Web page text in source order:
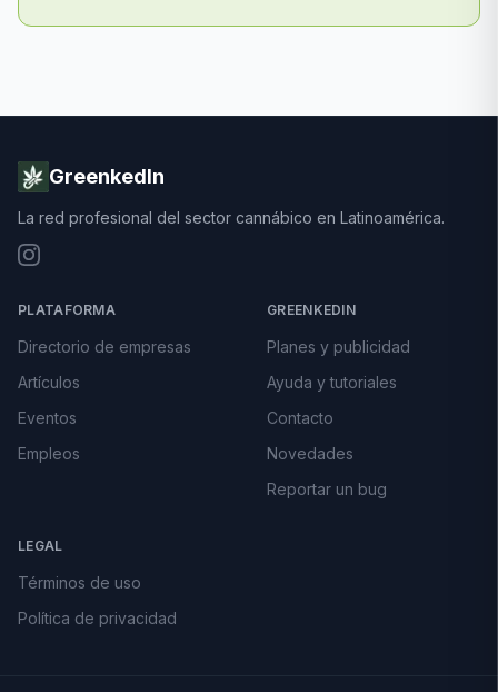
GreenkedIn
La red profesional del sector cannábico en Latinoamérica.
PLATAFORMA
Directorio de empresas
Artículos
Eventos
Empleos
GREENKEDIN
Planes y publicidad
Ayuda y tutoriales
Contacto
Novedades
Reportar un bug
LEGAL
Términos de uso
Política de privacidad